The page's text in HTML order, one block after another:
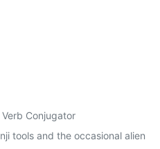
Conjugator
tools and the occasional alien